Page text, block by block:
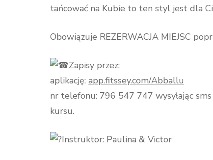
tańcować na Kubie to ten styl jest dla
Obowiązuje REZERWACJA MIEJSC
Zapisy przez:
aplikację: app.fitssey.com/Abballu
nr telefonu: 796 547 747 wysyłając
kursu.
Instruktor: Paulina & Victor